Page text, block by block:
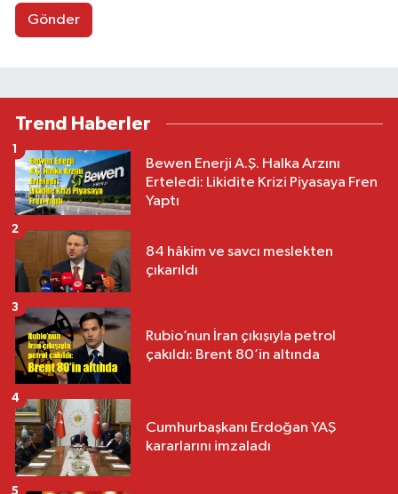
Gönder
Trend Haberler
Bewen Enerji A.Ş. Halka Arzını
Erteledi: Likidite Krizi Piyasaya Fren
Yaptı
84 hâkim ve savcı meslekten
çıkarıldı
2
Rubio’nun İran çıkışıyla petrol
çakıldı: Brent 80’in altında
3
Cumhurbaşkanı Erdoğan YAŞ
kararlarını imzaladı
4
5